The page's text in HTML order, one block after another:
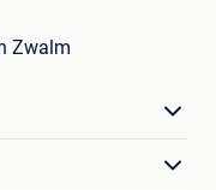
Zwalm